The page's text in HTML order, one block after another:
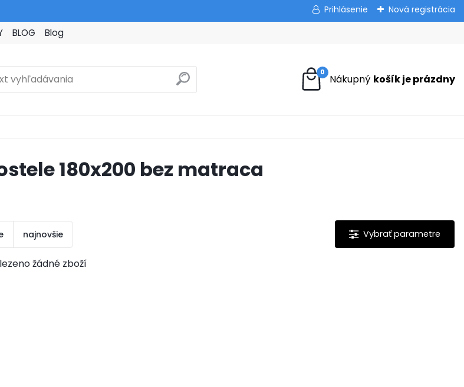
Prihlásenie Nová registrácia
BLOG Blog
0
180x200 bez matraca
najnovšie
žádné zboží